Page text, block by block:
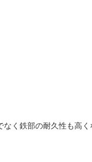
く鉄部の耐久性も高